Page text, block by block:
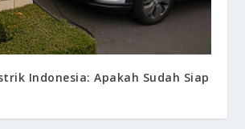
Indonesia: Apakah Sudah Siap